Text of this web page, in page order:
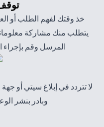
خذ وقتك لفهم الطلب أو
يتطلب منك مشاركة
المرسل وقم بإجراء
لا تتردد في إبلاغ سيتي أو
وبادر بنشر